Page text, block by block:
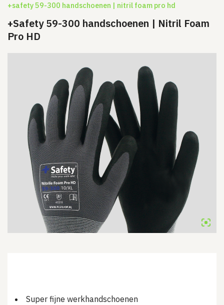
+safety 59-300 handschoenen | nitril foam pro hd
+Safety 59-300 handschoenen | Nitril Foam
Pro HD
Super fijne werkhandschoenen